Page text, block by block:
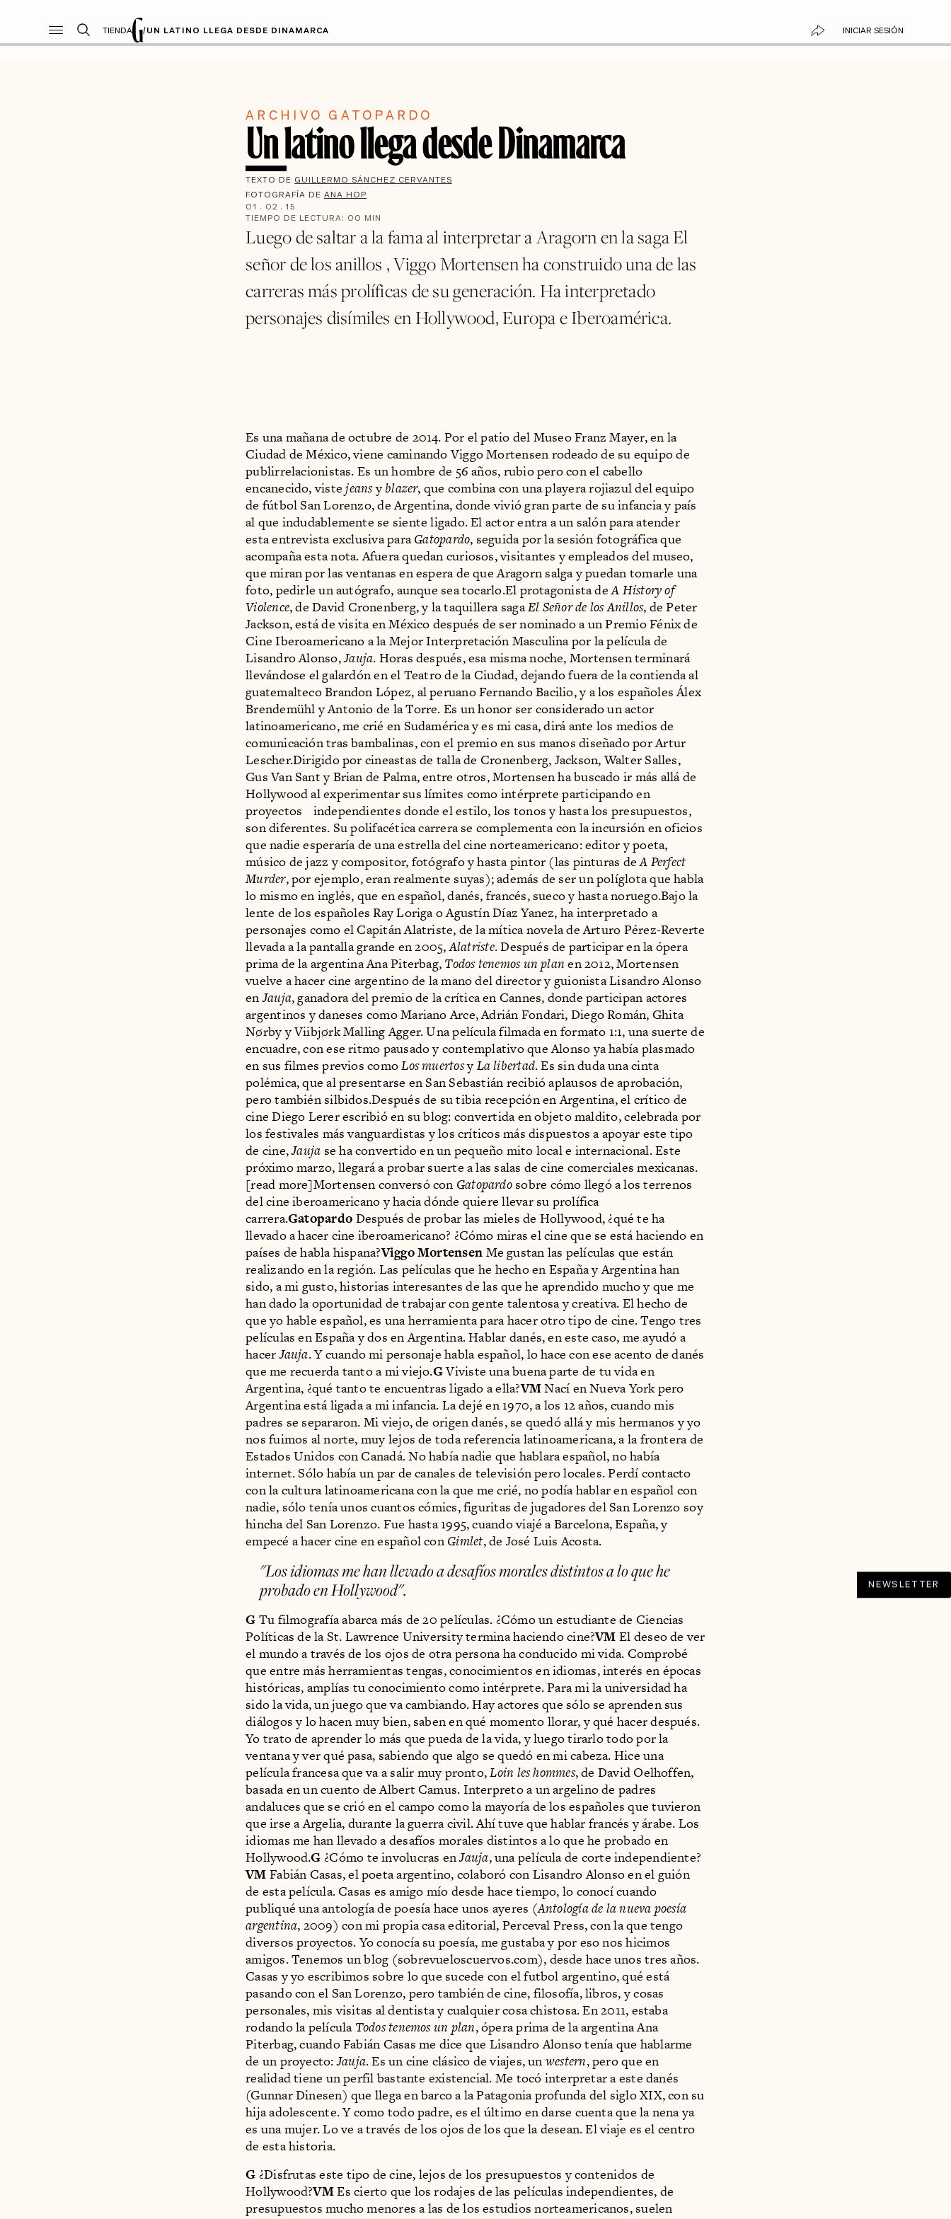
TIENDA /UN LATINO LLEGA DESDE DINAMARCA INICIAR SESIÓN
ARCHIVO GATOPARDO
Un latino llega desde Dinamarca
TEXTO DE GUILLERMO SÁNCHEZ CERVANTES
FOTOGRAFÍA DEANA HOP
01 . 02 . 15
TIEMPO DE LECTURA: 00 MIN
Luego de saltar a la fama al interpretar a Aragorn en la saga El
señor de los anillos , Viggo Mortensen ha construido una de las
carreras más prolíficas de su generación. Ha interpretado
personajes disímiles en Hollywood, Europa e Iberoamérica.
Es una mañana de octubre de 2014. Por el patio del Museo Franz Mayer, en la
Ciudad de México, viene caminando Viggo Mortensen rodeado de su equipo de
publirrelacionistas. Es un hombre de 56 años, rubio pero con el cabello
encanecido, vistejeansyblazer, que combina con una playera rojiazul del equipo
de fútbol San Lorenzo, de Argentina, donde vivió gran parte de su infancia y país
al que indudablemente se siente ligado. El actor entra a un salón para atender
esta entrevista exclusiva paraGatopardo, seguida por la sesión fotográfica que
acompaña esta nota. Afuera quedan curiosos, visitantes y empleados del museo,
que miran por las ventanas en espera de que Aragorn salga y puedan tomarle una
foto, pedirle un autógrafo, aunque sea tocarlo.El protagonista deA History of
Violence, de David Cronenberg, y la taquillera sagaEl Señor de los Anillos, de Peter
Jackson, está de visita en México después de ser nominado a un Premio Fénix de
Cine Iberoamericano a la Mejor Interpretación Masculina por la película de
Lisandro Alonso,Jauja. Horas después, esa misma noche, Mortensen terminará
llevándose el galardón en el Teatro de la Ciudad, dejando fuera de la contienda al
guatemalteco Brandon López, al peruano Fernando Bacilio, y a los españoles Álex
Brendemühl y Antonio de la Torre. Es un honor ser considerado un actor
latinoamericano, me crié en Sudamérica y es mi casa, dirá ante los medios de
comunicación tras bambalinas, con el premio en sus manos diseñado por Artur
Lescher.Dirigido por cineastas de talla de Cronenberg, Jackson, Walter Salles,
Gus Van Sant y Brian de Palma, entre otros, Mortensen ha buscado ir más allá de
Hollywood al experimentar sus límites como intérprete participando en
proyectos independientes donde el estilo, los tonos y hasta los presupuestos,
son diferentes. Su polifacética carrera se complementa con la incursión en oficios
que nadie esperaría de una estrella del cine norteamericano: editor y poeta,
músico de jazz y compositor, fotógrafo y hasta pintor (las pinturas deA Perfect
Murder, por ejemplo, eran realmente suyas); además de ser un políglota que habla
lo mismo en inglés, que en español, danés, francés, sueco y hasta noruego.Bajo la
lente de los españoles Ray Loriga o Agustín Díaz Yanez, ha interpretado a
personajes como el Capitán Alatriste, de la mítica novela de Arturo Pérez-Reverte
llevada a la pantalla grande en 2005,Alatriste. Después de participar en la ópera
prima de la argentina Ana Piterbag, Todos tenemos un plan en 2012, Mortensen
vuelve a hacer cine argentino de la mano del director y guionista Lisandro Alonso
enJauja, ganadora del premio de la crítica en Cannes, donde participan actores
argentinos y daneses como Mariano Arce, Adrián Fondari, Diego Román, Ghita
Nørby y Viibjørk Malling Agger. Una película filmada en formato 1:1, una suerte de
encuadre, con ese ritmo pausado y contemplativo que Alonso ya había plasmado
en sus filmes previos comoLos muertosy La libertad. Es sin duda una cinta
polémica, que al presentarse en San Sebastián recibió aplausos de aprobación,
pero también silbidos.Después de su tibia recepción en Argentina, el crítico de
cine Diego Lerer escribió en su blog: convertida en objeto maldito, celebrada por
los festivales más vanguardistas y los críticos más dispuestos a apoyar este tipo
de cine,Jauja se ha convertido en un pequeño mito local e internacional. Este
próximo marzo, llegará a probar suerte a las salas de cine comerciales mexicanas.
[read more]Mortensen conversó con Gatopardosobre cómo llegó a los terrenos
del cine iberoamericano y hacia dónde quiere llevar su prolífica
carrera.Gatopardo Después de probar las mieles de Hollywood, ¿qué te ha
llevado a hacer cine iberoamericano? ¿Cómo miras el cine que se está haciendo en
países de habla hispana?Viggo Mortensen Me gustan las películas que están
realizando en la región. Las películas que he hecho en España y Argentina han
sido, a mi gusto, historias interesantes de las que he aprendido mucho y que me
han dado la oportunidad de trabajar con gente talentosa y creativa. El hecho de
que yo hable español, es una herramienta para hacer otro tipo de cine. Tengo tres
películas en España y dos en Argentina. Hablar danés, en este caso, me ayudó a
hacerJauja. Y cuando mi personaje habla español, lo hace con ese acento de danés
que me recuerda tanto a mi viejo.GViviste una buena parte de tu vida en
Argentina, ¿qué tanto te encuentras ligado a ella?VMNací en Nueva York pero
Argentina está ligada a mi infancia. La dejé en 1970, a los 12 años, cuando mis
padres se separaron. Mi viejo, de origen danés, se quedó allá y mis hermanos y yo
nos fuimos al norte, muy lejos de toda referencia latinoamericana, a la frontera de
Estados Unidos con Canadá. No había nadie que hablara español, no había
internet. Sólo había un par de canales de televisión pero locales. Perdí contacto
con la cultura latinoamericana con la que me crié, no podía hablar en español con
nadie, sólo tenía unos cuantos cómics, figuritas de jugadores del San Lorenzo soy
hincha del San Lorenzo. Fue hasta 1995, cuando viajé a Barcelona, España, y
empecé a hacer cine en español con Gimlet, de José Luis Acosta.
"Los idiomas me han llevado a desafíos morales distintos a lo que he
probado en Hollywood".
G Tu filmografía abarca más de 20 películas. ¿Cómo un estudiante de Ciencias
Políticas de la St. Lawrence University termina haciendo cine?VM El deseo de ver
el mundo a través de los ojos de otra persona ha conducido mi vida. Comprobé
que entre más herramientas tengas, conocimientos en idiomas, interés en épocas
históricas, amplías tu conocimiento como intérprete. Para mi la universidad ha
sido la vida, un juego que va cambiando. Hay actores que sólo se aprenden sus
diálogos y lo hacen muy bien, saben en qué momento llorar, y qué hacer después.
Yo trato de aprender lo más que pueda de la vida, y luego tirarlo todo por la
ventana y ver qué pasa, sabiendo que algo se quedó en mi cabeza. Hice una
película francesa que va a salir muy pronto,Loin les hommes, de David Oelhoffen,
basada en un cuento de Albert Camus. Interpreto a un argelino de padres
andaluces que se crió en el campo como la mayoría de los españoles que tuvieron
que irse a Argelia, durante la guerra civil. Ahí tuve que hablar francés y árabe. Los
idiomas me han llevado a desafíos morales distintos a lo que he probado en
Hollywood.G ¿Cómo te involucras enJauja, una película de corte independiente?
VM Fabián Casas, el poeta argentino, colaboró con Lisandro Alonso en el guión
de esta película. Casas es amigo mío desde hace tiempo, lo conocí cuando
publiqué una antología de poesía hace unos ayeres (Antología de la nueva poesía
argentina, 2009) con mi propia casa editorial, Perceval Press, con la que tengo
diversos proyectos. Yo conocía su poesía, me gustaba y por eso nos hicimos
amigos. Tenemos un blog (sobrevueloscuervos.com), desde hace unos tres años.
Casas y yo escribimos sobre lo que sucede con el futbol argentino, qué está
pasando con el San Lorenzo, pero también de cine, filosofía, libros, y cosas
personales, mis visitas al dentista y cualquier cosa chistosa. En 2011, estaba
rodando la película Todos tenemos un plan, ópera prima de la argentina Ana
Piterbag, cuando Fabián Casas me dice que Lisandro Alonso tenía que hablarme
de un proyecto:Jauja. Es un cine clásico de viajes, un western, pero que en
realidad tiene un perfil bastante existencial. Me tocó interpretar a este danés
(Gunnar Dinesen) que llega en barco a la Patagonia profunda del siglo XIX, con su
hija adolescente. Y como todo padre, es el último en darse cuenta que la nena ya
es una mujer. Lo ve a través de los ojos de los que la desean. El viaje es el centro
de esta historia.
G ¿Disfrutas este tipo de cine, lejos de los presupuestos y contenidos de
Hollywood?VMEs cierto que los rodajes de las películas independientes, de
presupuestos mucho menores a las de los estudios norteamericanos, suelen
NEWSLETTER